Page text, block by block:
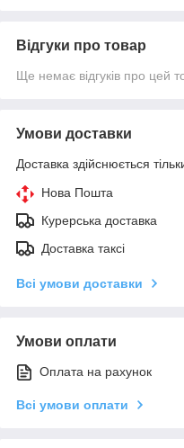
Відгуки про товар
Ще немає відгуків про цей
Умови доставки
Доставка здійснюється
Нова Пошта
Курерська доставка
Доставка таксі
Всі умови доставки
Умови оплати
Оплата на рахунок
Всі умови оплати